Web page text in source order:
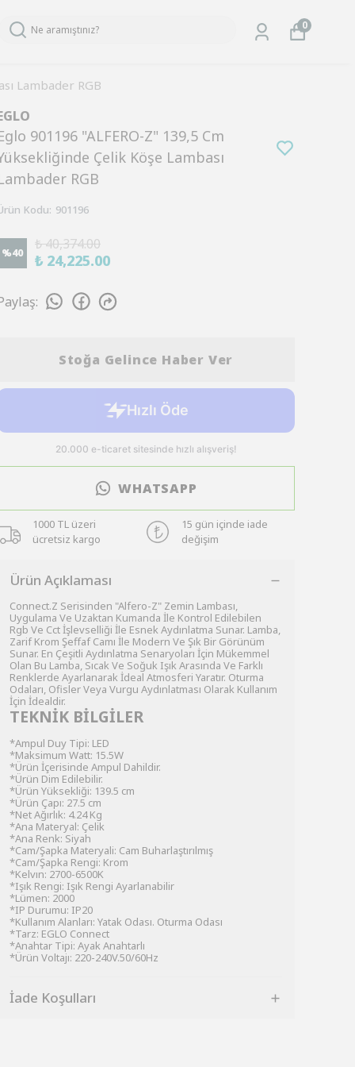
0
Lambader RGB
901196 "ALFERO-Z" 139,5 Cm
Çelik Köşe Lambası
RGB
Kodu: 901196
%40
₺ 40,374.00
₺ 24,225.00
:
Stoğa Gelince Haber Ver
WHATSAPP
1000 TL üzeri
ücretsiz kargo
15 gün içinde iade
değişim
Ürün Açıklaması
Connect.Z Serisinden "Alfero-Z" Zemin Lambası,
Uygulama Ve Uzaktan Kumanda İle Kontrol Edilebilen
Rgb Ve Cct İşlevselliği İle Esnek Aydınlatma Sunar. Lamba,
Zarif Krom Şeffaf Camı İle Modern Ve Şık Bir Görünüm
Sunar. En Çeşitli Aydınlatma Senaryoları İçin Mükemmel
Olan Bu Lamba, Sıcak Ve Soğuk Işık Arasında Ve Farklı
Renklerde Ayarlanarak İdeal Atmosferi Yaratır. Oturma
Odaları, Ofisler Veya Vurgu Aydınlatması Olarak Kullanım
İçin İdealdir.
TEKNİK BİLGİLER
*Ampul Duy Tipi: LED
*Maksimum Watt: 15.5W
*Ürün İçerisinde Ampul Dahildir.
*Ürün Dim Edilebilir.
*Ürün Yüksekliği: 139.5 cm
*Ürün Çapı: 27.5 cm
*Net Ağırlık: 4.24 Kg
*Ana Materyal: Çelik
*Ana Renk: Siyah
*Cam/Şapka Materyali: Cam Buharlaştırılmış
*Cam/Şapka Rengi: Krom
*Kelvın: 2700-6500K
*Işık Rengi: Işık Rengi Ayarlanabilir
*Lümen: 2000
*IP Durumu: IP20
*Kullanım Alanları: Yatak Odası. Oturma Odası
*Tarz: EGLO Connect
*Anahtar Tipi: Ayak Anahtarlı
*Ürün Voltajı: 220-240V.50/60Hz
İade Koşulları